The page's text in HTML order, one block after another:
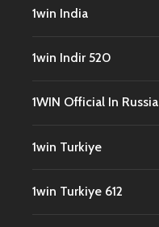
1win India
1win Indir 520
1WIN Official In Russia
1win Turkiye
1win Turkiye 612